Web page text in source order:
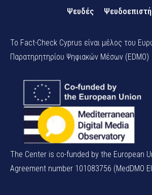
Ψευδές
Το Fact-Check Cyprus είναι μέλος του
Παρατηρητηρίου Ψηφιακών Μέσων (EDMO)
The Center is co-funded by the European
Agreement number 101083756 (MedDMO